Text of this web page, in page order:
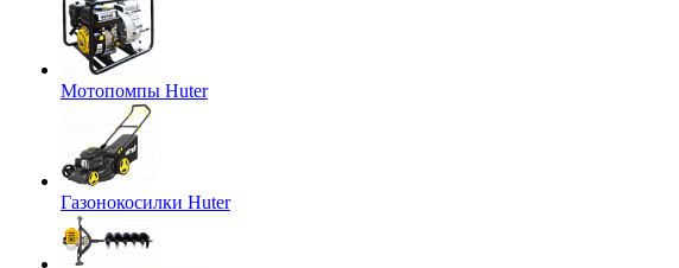
Мотопомпы Huter
Газонокосилки Huter